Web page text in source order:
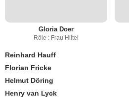
Gloria Doer
Rôle : Frau Hiltel
Reinhard Hauff
Florian Fricke
Helmut Döring
Henry van Lyck